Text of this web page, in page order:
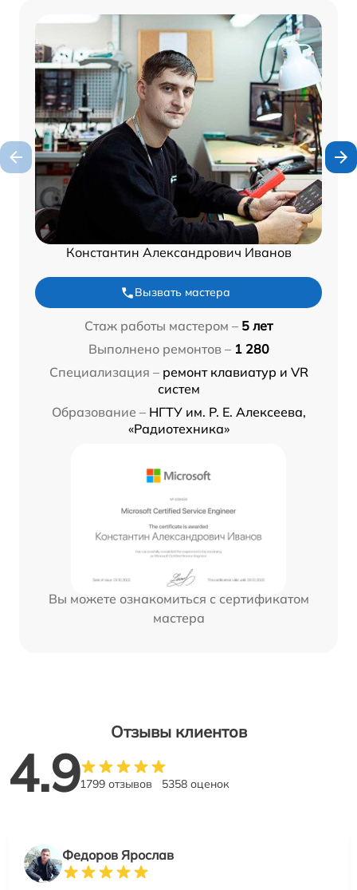
Константин Александрович Иванов
Вызвать мастера
Стаж работы мастером – 5 лет
Выполнено ремонтов – 1 280
Специализация – ремонт клавиатур и VR
систем
Образование – НГТУ им. Р. Е. Алексеева,
«Радиотехника»
Вы можете ознакомиться с сертификатом
мастера
Отзывы клиентов
4.91799 отзывов 5358 оценок
Федоров Ярослав